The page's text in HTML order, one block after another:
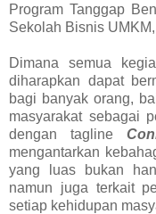
Program Tanggap
Sekolah Bisnis
Dimana semua
diharapkan dapat
bagi banyak orang,
masyarakat sebagai
dengan tagline
mengantarkan
yang luas bukan
namun juga terkait
setiap kehidupan